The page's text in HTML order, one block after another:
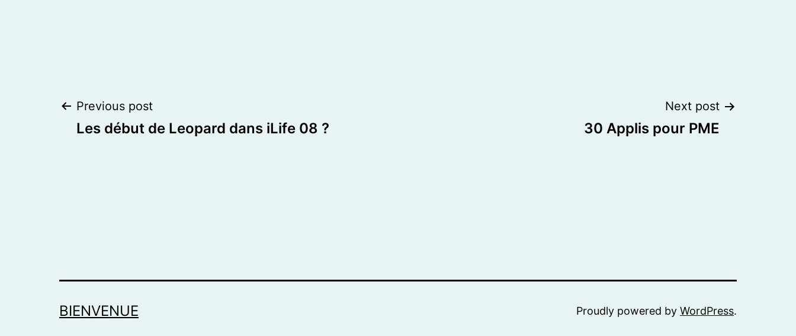
Post
Previous post
Les début de Leopard dans iLife 08 ?
Next post
30 Applis pour PME
BIENVENUE Proudly powered by WordPress.